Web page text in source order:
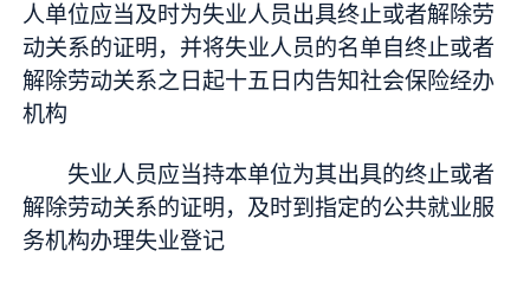
人单位应当及时为失业人员出具终止或者解除劳
动关系的证明，并将失业人员的名单自终止或者
解除劳动关系之日起十五日内告知社会保险经办
机构
失业人员应当持本单位为其出具的终止或者
解除劳动关系的证明，及时到指定的公共就业服
务机构办理失业登记